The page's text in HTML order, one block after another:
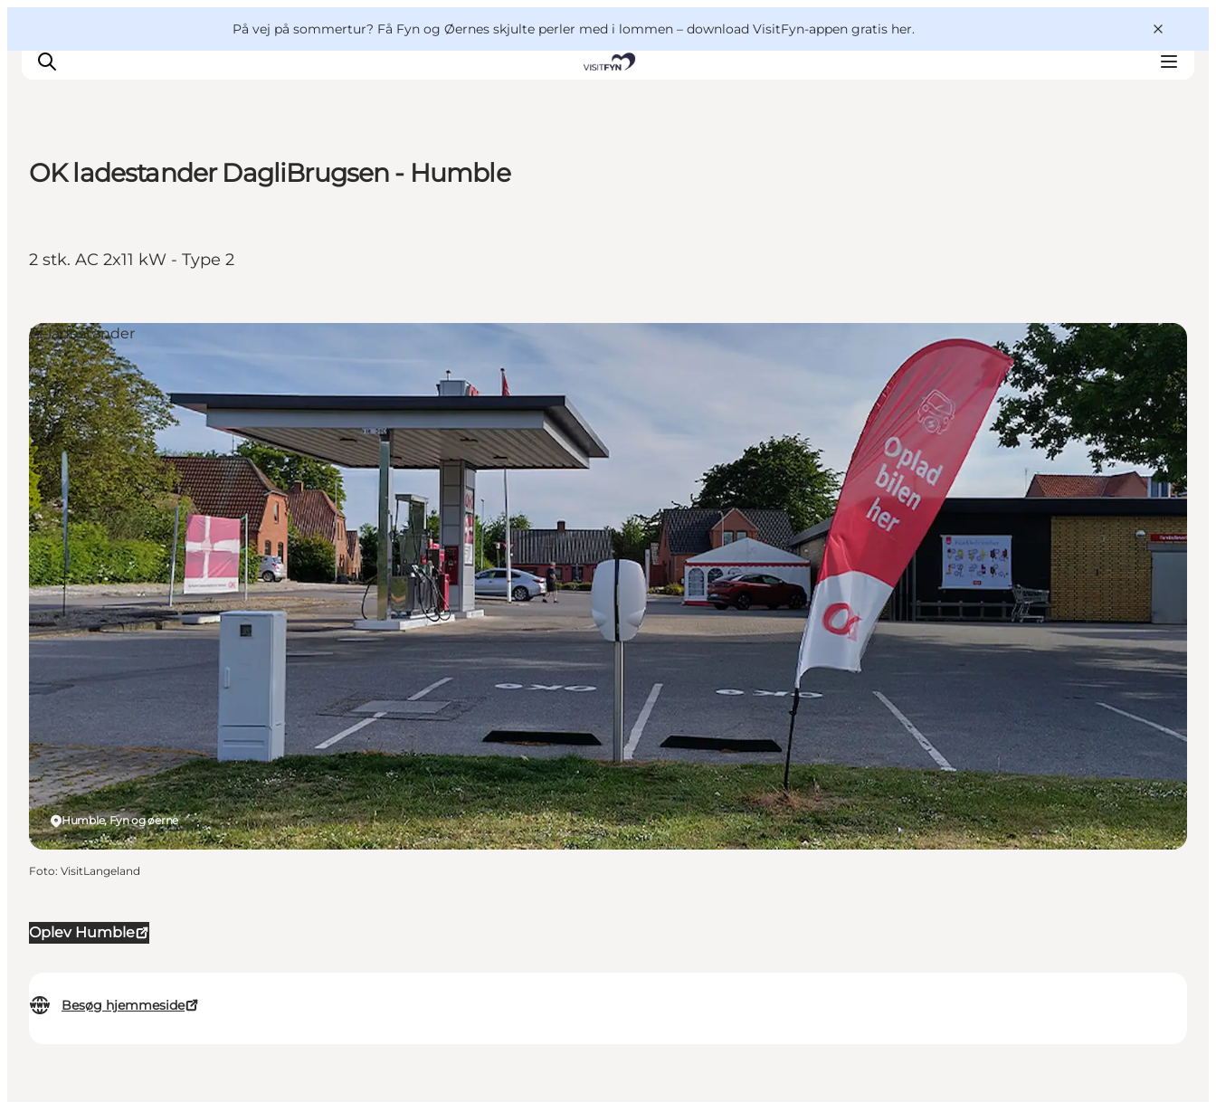
På vej på sommertur? Få Fyn og Øernes skjulte perler med i lommen – download VisitFyn-appen gratis her.
Mad og drikke
OK ladestander DagliBrugsen - Humble
2 stk. AC 2x11 kW - Type 2
Oplev Humble
Besøg hjemmeside
Humble, Fyn og øerne
El-ladestander
Foto: VisitLangeland